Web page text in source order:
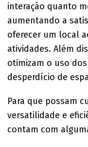
interação quanto
aumentando a
oferecer um local
atividades. Além
otimizam o uso
desperdício de
Para que possam
versatilidade e
contam com